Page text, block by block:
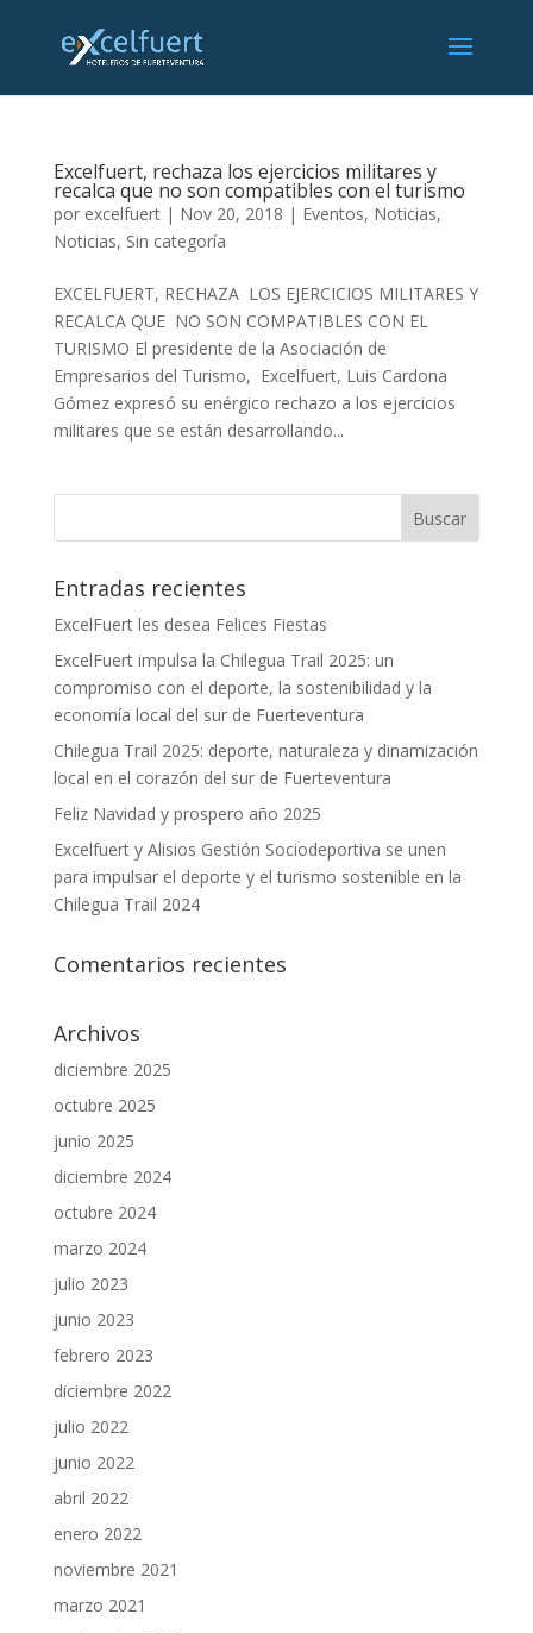
Excelfuert, rechaza los ejercicios militares y
recalca que no son compatibles con el turismo
por excelfuert| Nov 20, 2018 | Eventos, Noticias,
Noticias, Sin categoría
EXCELFUERT, RECHAZA LOS EJERCICIOS MILITARES Y
RECALCA QUE NO SON COMPATIBLES CON EL
TURISMO El presidente de la Asociación de
Empresarios del Turismo, Excelfuert, Luis Cardona
Gómez expresó su enérgico rechazo a los ejercicios
militares que se están desarrollando...
Entradas recientes
ExcelFuert les desea Felices Fiestas
ExcelFuert impulsa la Chilegua Trail 2025: un
compromiso con el deporte, la sostenibilidad y la
economía local del sur de Fuerteventura
Chilegua Trail 2025: deporte, naturaleza y dinamización
local en el corazón del sur de Fuerteventura
Feliz Navidad y prospero año 2025
Excelfuert y Alisios Gestión Sociodeportiva se unen
para impulsar el deporte y el turismo sostenible en la
Chilegua Trail 2024
Comentarios recientes
Archivos
diciembre 2025
octubre 2025
junio 2025
diciembre 2024
octubre 2024
marzo 2024
julio 2023
junio 2023
febrero 2023
diciembre 2022
julio 2022
junio 2022
abril 2022
enero 2022
noviembre 2021
marzo 2021